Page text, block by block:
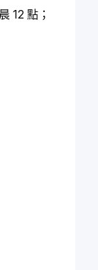
12 點；